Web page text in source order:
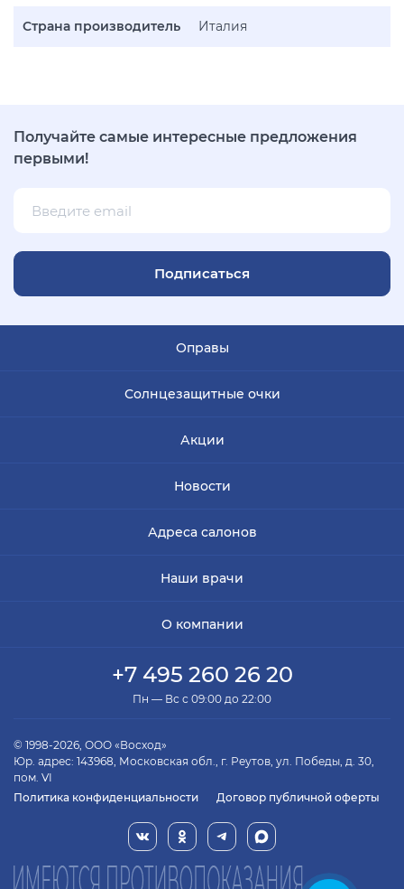
Страна производитель Италия
Получайте самые интересные предложения
первыми!
Подписаться
Оправы
Солнцезащитные очки
Акции
Новости
Адреса салонов
Наши врачи
О компании
+7 495 260 26 20
Пн — Вс с 09:00 до 22:00
© 1998-2026, ООО «Восход»
Юр. адрес: 143968, Московская обл., г. Реутов, ул. Победы, д. 30,
пом. VI
Политика конфиденциальности
Договор публичной оферты